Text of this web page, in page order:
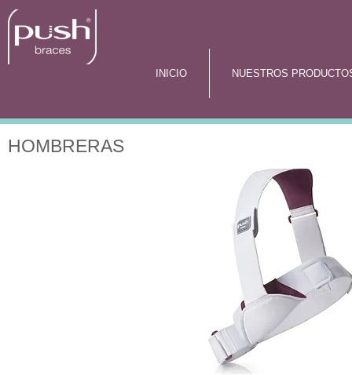
INICIO NUESTROS
HOMBRERAS